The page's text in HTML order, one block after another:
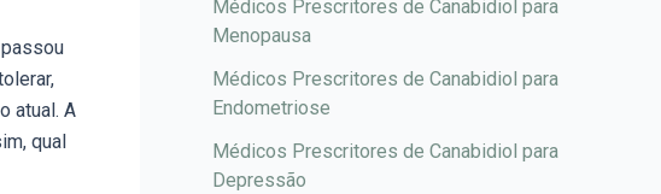
atual. A
qual
Médicos Prescritores de Canabidiol para
Menopausa
Médicos Prescritores de Canabidiol para
Endometriose
Médicos Prescritores de Canabidiol para
Depressão